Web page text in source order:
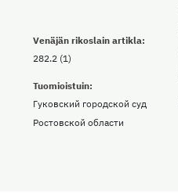
Venäjän rikoslain artikla:
282.2 (1)
Tuomioistuin:
Гуковский городской суд
Ростовской области